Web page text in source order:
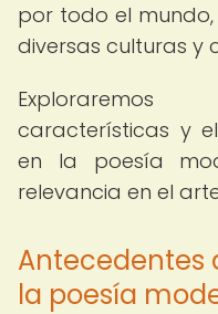
por todo el
diversas culturas y
características y
en la poesía
relevancia en el
Antecedentes
la poesía